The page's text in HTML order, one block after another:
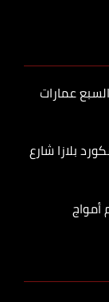
السبع عمارات
كونكورد بلازا شارع